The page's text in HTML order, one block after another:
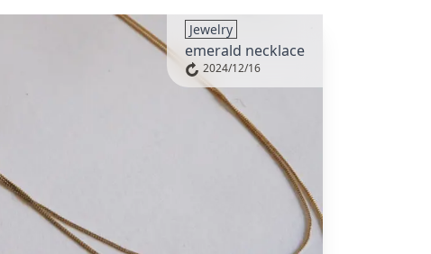
​Jewelry
emerald necklace
2024/12/16